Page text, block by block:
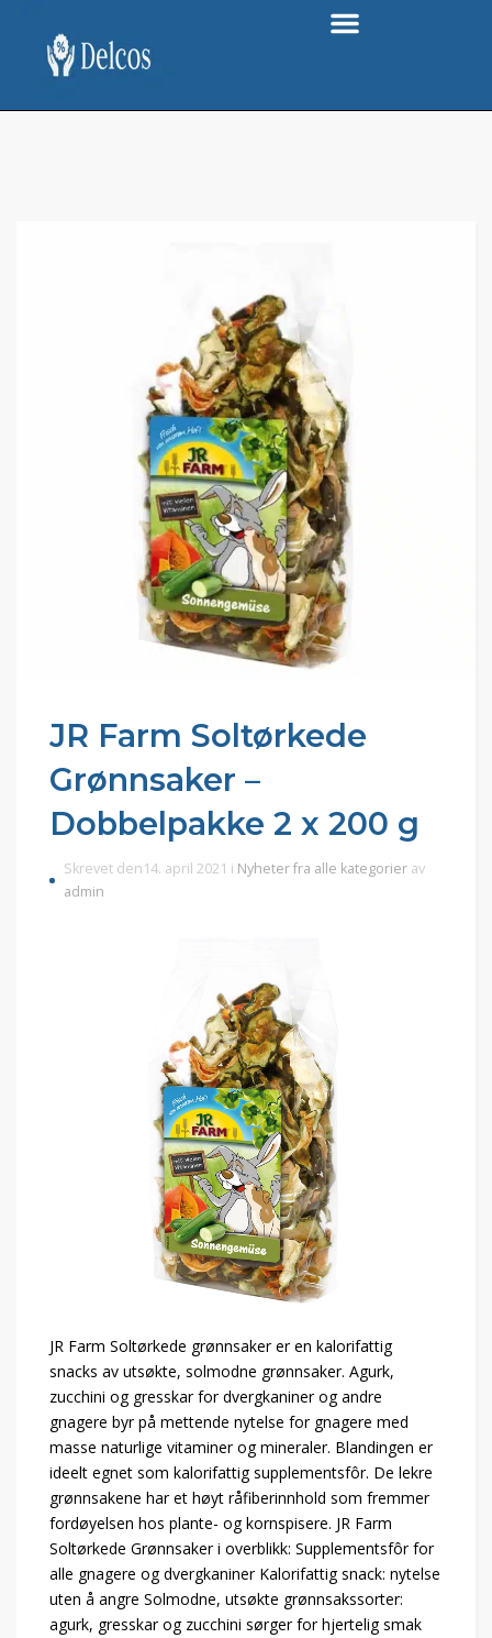
JR Farm Soltørkede
Grønnsaker –
Dobbelpakke 2 x 200 g
Skrevet den14. april 2021 i Nyheter fra alle kategorier av
admin
JR Farm Soltørkede grønnsaker er en kalorifattig
snacks av utsøkte, solmodne grønnsaker. Agurk,
zucchini og gresskar for dvergkaniner og andre
gnagere byr på mettende nytelse for gnagere med
masse naturlige vitaminer og mineraler. Blandingen er
ideelt egnet som kalorifattig supplementsfôr. De lekre
grønnsakene har et høyt råfiberinnhold som fremmer
fordøyelsen hos plante- og kornspisere. JR Farm
Soltørkede Grønnsaker i overblikk: Supplementsfôr for
alle gnagere og dvergkaniner Kalorifattig snack: nytelse
uten å angre Solmodne, utsøkte grønnsakssorter:
agurk, gresskar og zucchini sørger for hjertelig smak